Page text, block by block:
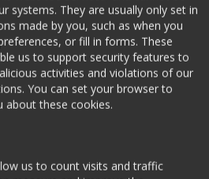
μας ηλεκτρονικά.
για:
systems. They are usually only set in
made by you, such as when you
or fill in forms. These
us to support security features to
activities and violations of our
You can set your browser to
about these cookies.
us to count visits and traffic